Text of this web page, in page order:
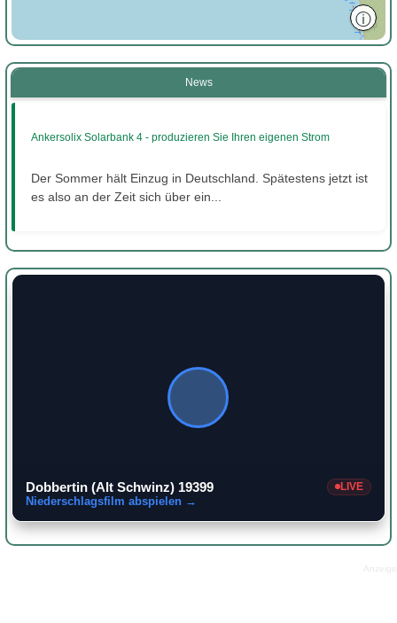
ⓘ
News
Ankersolix Solarbank 4 - produzieren Sie Ihren eigenen Strom
Der Sommer hält Einzug in Deutschland. Spätestens jetzt ist
es also an der Zeit sich über ein...
Dobbertin (Alt Schwinz) 19399 LIVE
Niederschlagsfilm abspielen →